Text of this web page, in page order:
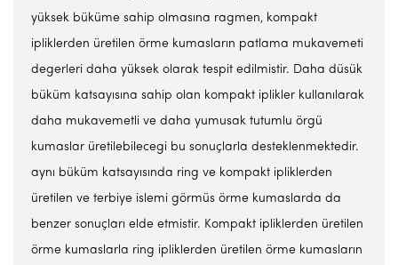
yüksek büküme sahip olmasına ragmen, kompakt
ipliklerden üretilen örme kumasların patlama mukavemeti
degerleri daha yüksek olarak tespit edilmistir. Daha düsük
büküm katsayısına sahip olan kompakt iplikler kullanılarak
daha mukavemetli ve daha yumusak tutumlu örgü
kumaslar üretilebilecegi bu sonuçlarla desteklenmektedir.
aynı büküm katsayısında ring ve kompakt ipliklerden
üretilen ve terbiye islemi görmüs örme kumaslarda da
benzer sonuçları elde etmistir. Kompakt ipliklerden üretilen
örme kumaslarla ring ipliklerden üretilen örme kumasların